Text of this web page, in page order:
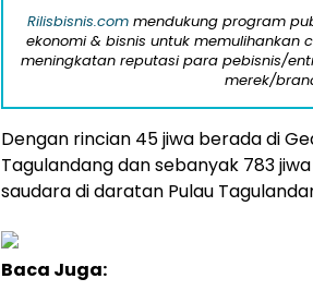
Rilisbisnis.com mendukung program
ekonomi & bisnis untuk
meningkatan reputasi para pebisnis/
merek/
Dengan rincian 45 jiwa berada di
Tagulandang dan sebanyak 783
saudara di daratan Pulau
Baca Juga: